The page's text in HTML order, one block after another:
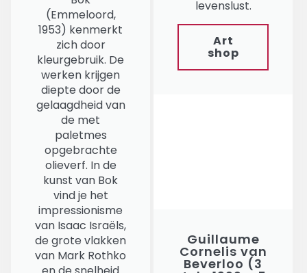
(Emmeloord,
1953) kenmerkt
zich door
kleurgebruik. De
werken krijgen
diepte door de
gelaagdheid van
de met
paletmes
opgebrachte
olieverf. In de
kunst van Bok
vind je het
impressionisme
van Isaac Israëls,
de grote vlakken
van Mark Rothko
levenslust.
Art
shop
Guillaume
Cornelis van
Beverloo (3